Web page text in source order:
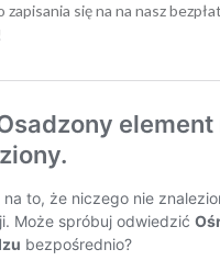
zapisania się na na nasz